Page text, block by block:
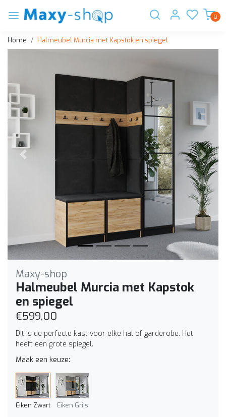
0
Home Halmeubel Murcia met Kapstok en spiegel
Vorige
Maxy-shop
Halmeubel Murcia met Kapstok
en spiegel
€599,00
Dit is de perfecte kast voor elke hal of garderobe. Het
heeft een grote spiegel.
Maak een keuze:
Eiken Zwart Eiken Grijs